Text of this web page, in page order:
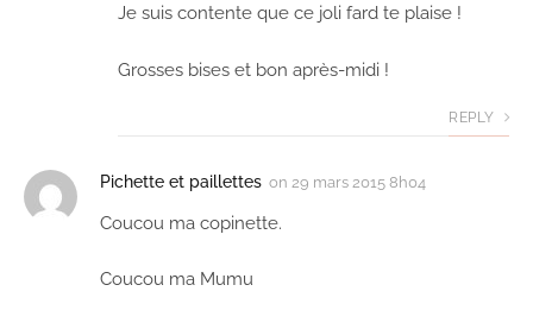
Je suis contente que ce joli fard te plaise !
Grosses bises et bon après-midi !
REPLY
Pichette et paillettes on 29 mars 2015 8h04
Coucou ma copinette.
Coucou ma Mumu